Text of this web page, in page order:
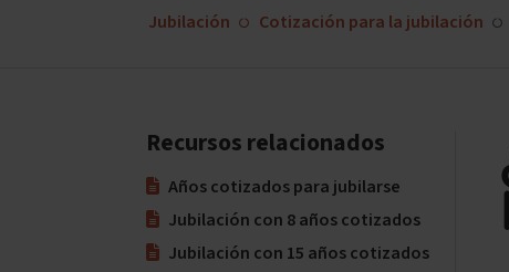
Jubilación Cotización para la jubilación
Recursos relacionados
Años cotizados para jubilarse
Jubilación con 8 años cotizados
Jubilación con 15 años cotizados